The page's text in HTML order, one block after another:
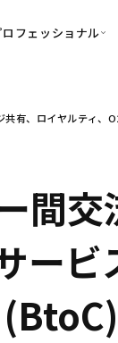
ロフェッショナル
・Customer-
有、ロイヤルティ
間
ー